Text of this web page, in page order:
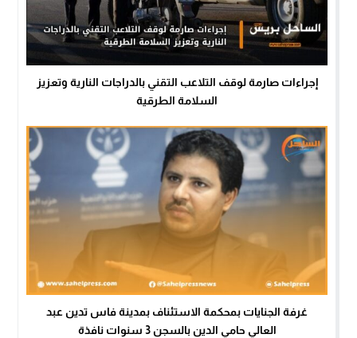
إجراءات صارمة لوقف التلاعب التقني بالدراجات النارية وتعزيز
السلامة الطرقية
غرفة الجنايات بمحكمة الاستئناف بمدينة فاس تدين عبد
العالي حامي الدين بالسجن 3 سنوات نافذة